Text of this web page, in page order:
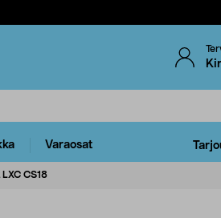
Varaosat
CS18